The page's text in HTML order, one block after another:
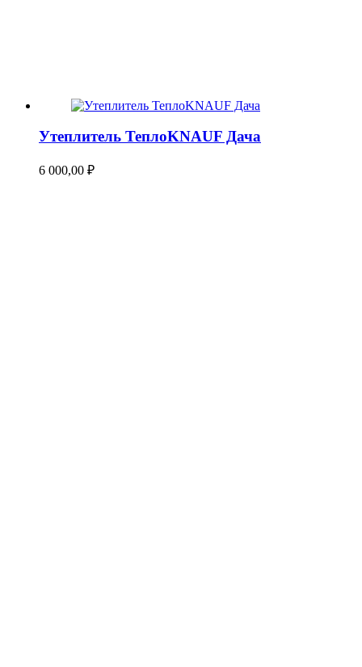
Утеплитель ТеплоKNAUF Дача
6 000,00 ₽